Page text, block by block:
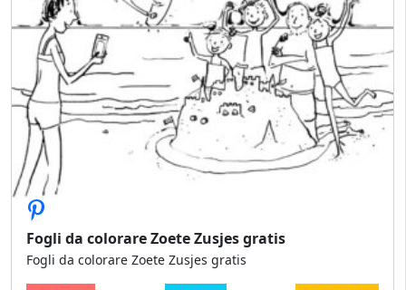
Fogli da colorare Zoete Zusjes gratis
Fogli da colorare Zoete Zusjes gratis